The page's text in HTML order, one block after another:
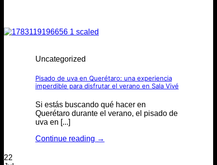
Uncategorized
Pisado de uva en Querétaro: una experiencia
imperdible para disfrutar el verano en Sala Vivé
Si estás buscando qué hacer en
Querétaro durante el verano, el pisado de
uva en [...]
Continue reading →
22